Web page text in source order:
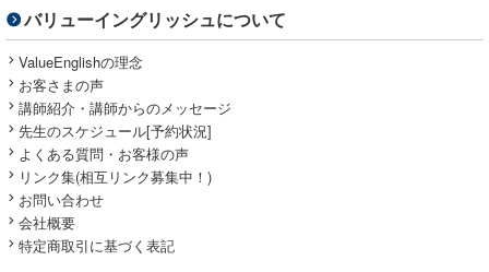
バリューイングリッシュについて
ValueEnglishの理念
お客さまの声
講師紹介・講師からのメッセージ
先生のスケジュール[予約状況]
よくある質問・お客様の声
リンク集(相互リンク募集中！)
お問い合わせ
会社概要
特定商取引に基づく表記